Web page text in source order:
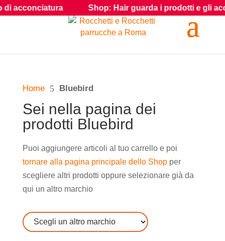
Home 5 Bluebird
Sei nella pagina dei
prodotti Bluebird
Puoi aggiungere articoli al tuo carrello e poi
tornare alla pagina principale dello Shopper
scegliere altri prodotti oppure selezionare già da
qui un altro marchio
Shop: Hair guarda i prodotti e gli